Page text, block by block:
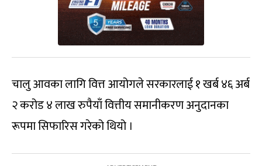
चालु आवका लागि वित्त आयोगले सरकारलाई १ खर्ब ४६ अर्ब
२ करोड ४ लाख रुपैयाँ वित्तीय समानीकरण अनुदानका
रूपमा सिफारिस गरेको थियो ।